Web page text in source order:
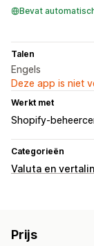
Bevat
Talen
Engels
Deze app is niet
Werkt met
Shopify-
Categorieën
Valuta en
Vertalingen
Prijs